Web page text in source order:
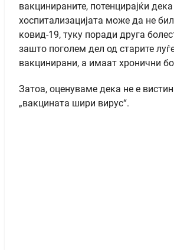
вакцинираните, потенцирајќи дека
хоспитализацијата може да не
ковид-19, туку поради друга
зашто поголем дел од старите
вакцинирани, а имаат хронични
Затоа, оценуваме дека не е
„вакцината шири вирус“.